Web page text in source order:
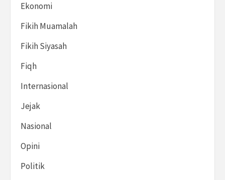
Ekonomi
Fikih Muamalah
Fikih Siyasah
Fiqh
Internasional
Jejak
Nasional
Opini
Politik